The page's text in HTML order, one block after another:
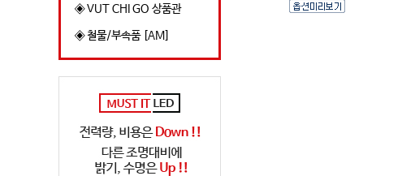
◈ VUT CHI GO 상품관
◈ 철물/부속품 [AM]